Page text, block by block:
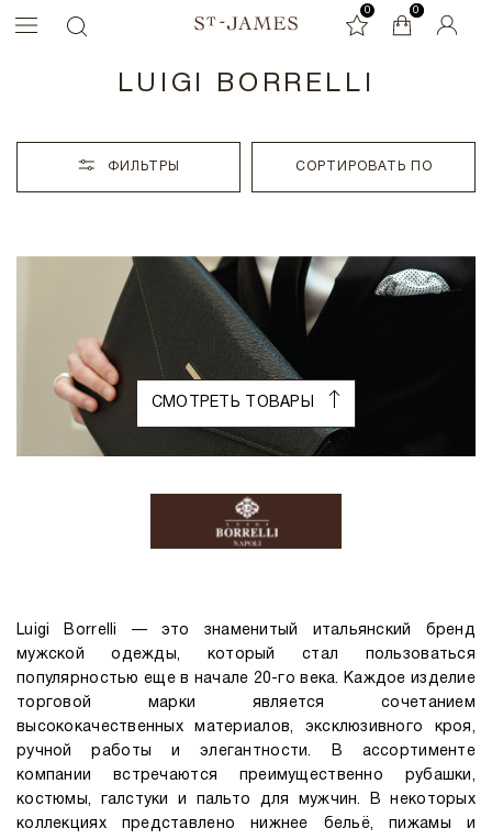
0 0
0
LUIGI BORRELLI
ФИЛЬТРЫ СОРТИРОВАТЬ ПО
СМОТРЕТЬ ТОВАРЫ
Luigi Borrelli — это знаменитый итальянский бренд
мужской одежды, который стал пользоваться
популярностью еще в начале 20-го века. Каждое изделие
торговой марки является сочетанием
высококачественных материалов, эксклюзивного кроя,
ручной работы и элегантности. В ассортименте
компании встречаются преимущественно рубашки,
костюмы, галстуки и пальто для мужчин. В некоторых
коллекциях представлено нижнее бельё, пижамы и